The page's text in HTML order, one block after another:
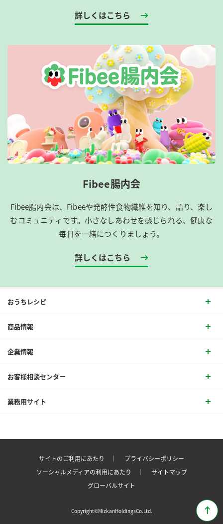
詳しくはこちら
Fibee腸内会
Fibee腸内会は、​Fibeeや発酵性食物繊維を知り、語り、楽し
むコミュニティです。​小さなしあわせを感じられる、健康な
毎日を一緒につくりましょう。
詳しくはこちら
おうちレシピ
商品情報
企業情報
お客様相談センター
業務用サイト
サイトのご利用にあたり ｜
プライバシーポリシー
ソーシャルメディアの利用にあたり ｜
サイトマップ
グローバルサイト
Copyright©MizkanHoldingsCo.Ltd.